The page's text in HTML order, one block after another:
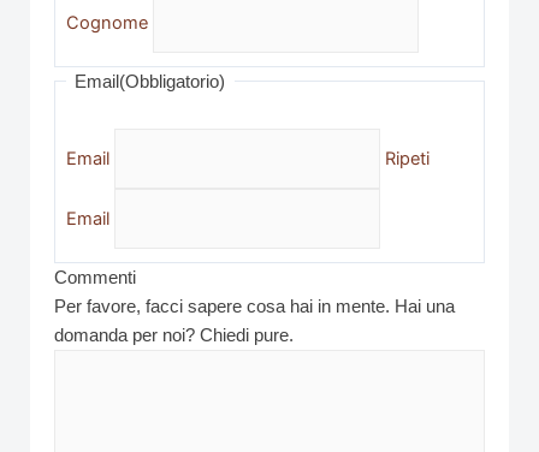
Cognome
Email (Obbligatorio)
Email Ripeti
Email
Commenti
Per favore, facci sapere cosa hai in mente. Hai una
domanda per noi? Chiedi pure.